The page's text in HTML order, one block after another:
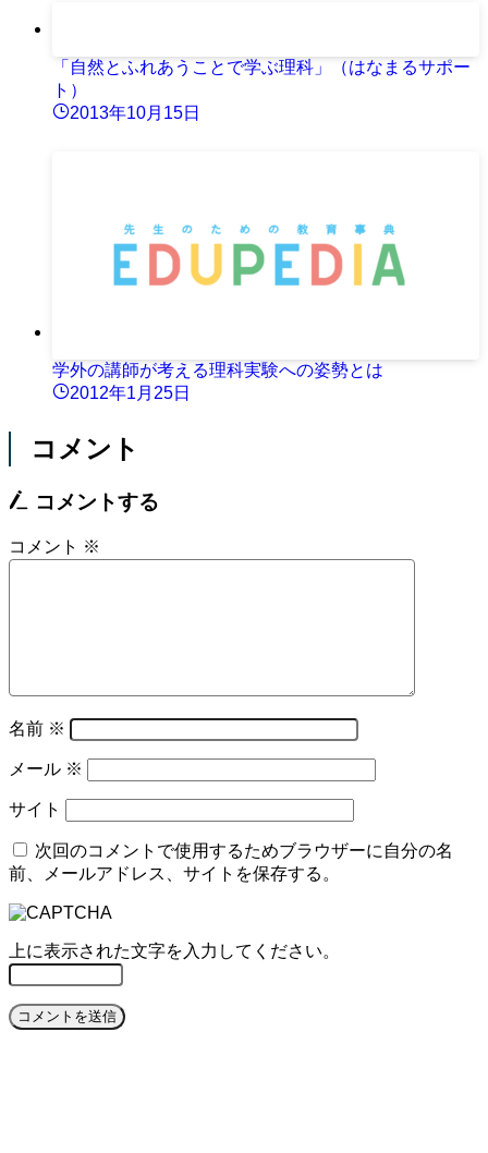
「自然とふれあうことで学ぶ理科」（はなまるサポー
ト）
2013年10月15日
学外の講師が考える理科実験への姿勢とは
2012年1月25日
コメント
コメントする
コメント ※
名前 ※
メール ※
サイト
次回のコメントで使用するためブラウザーに自分の名
前、メールアドレス、サイトを保存する。
上に表示された文字を入力してください。